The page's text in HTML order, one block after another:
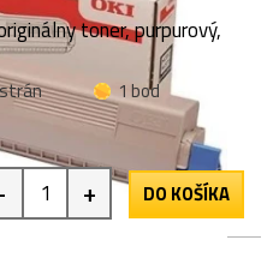
toner, purpurový,
1 bod
+ DO KOŠÍKA